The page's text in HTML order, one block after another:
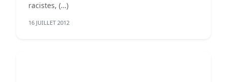
racistes, (…)
16 JUILLET 2012